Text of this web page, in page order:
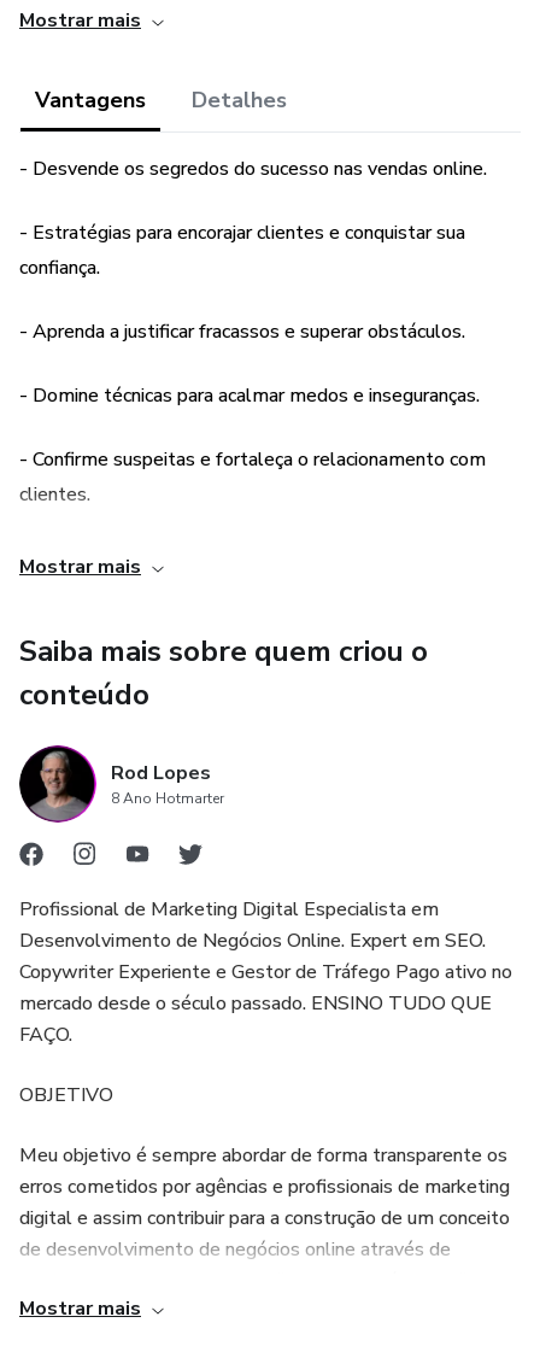
encorajar os sonhos, acalmar os medos, confirmar as
atrair a atenção e a confiança do seu público alvo para
documentário proporciona uma visão profunda do universo
das vendas online, desvendando os mistérios que
autênticas e alcançar novos patamares de sucesso.
Não perca essa oportunidade de transformar sua
abordagem de vendas e conquistar resultados
E como Especialista em Desenvolvimento de Negócios
pratico.
Mostrar mais
Vantagens Detalhes
- Desvende os segredos do sucesso nas vendas online.
- Estratégias para encorajar clientes e conquistar sua
confiança.
- Aprenda a justificar fracassos e superar obstáculos.
- Domine técnicas para acalmar medos e inseguranças.
- Confirme suspeitas e fortaleça o relacionamento com
clientes.
- Supere a concorrência e destaque-se no mercado.
imediatamente.
Mostrar mais
Saiba mais sobre quem criou o
conteúdo
Rod Lopes
8 Ano Hotmarter
Profissional de Marketing Digital Especialista em
Desenvolvimento de Negócios Online. Expert em SEO.
Copywriter Experiente e Gestor de Tráfego Pago ativo no
mercado desde o século passado. ENSINO TUDO QUE
FAÇO.
OBJETIVO
Meu objetivo é sempre abordar de forma transparente os
erros cometidos por agências e profissionais de marketing
digital e assim contribuir para a construção de um conceito
de desenvolvimento de negócios online através de
além de ser mais humano e mais nobre.
Mostrar mais